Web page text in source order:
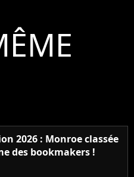
2026 : Monroe classée
des bookmakers !